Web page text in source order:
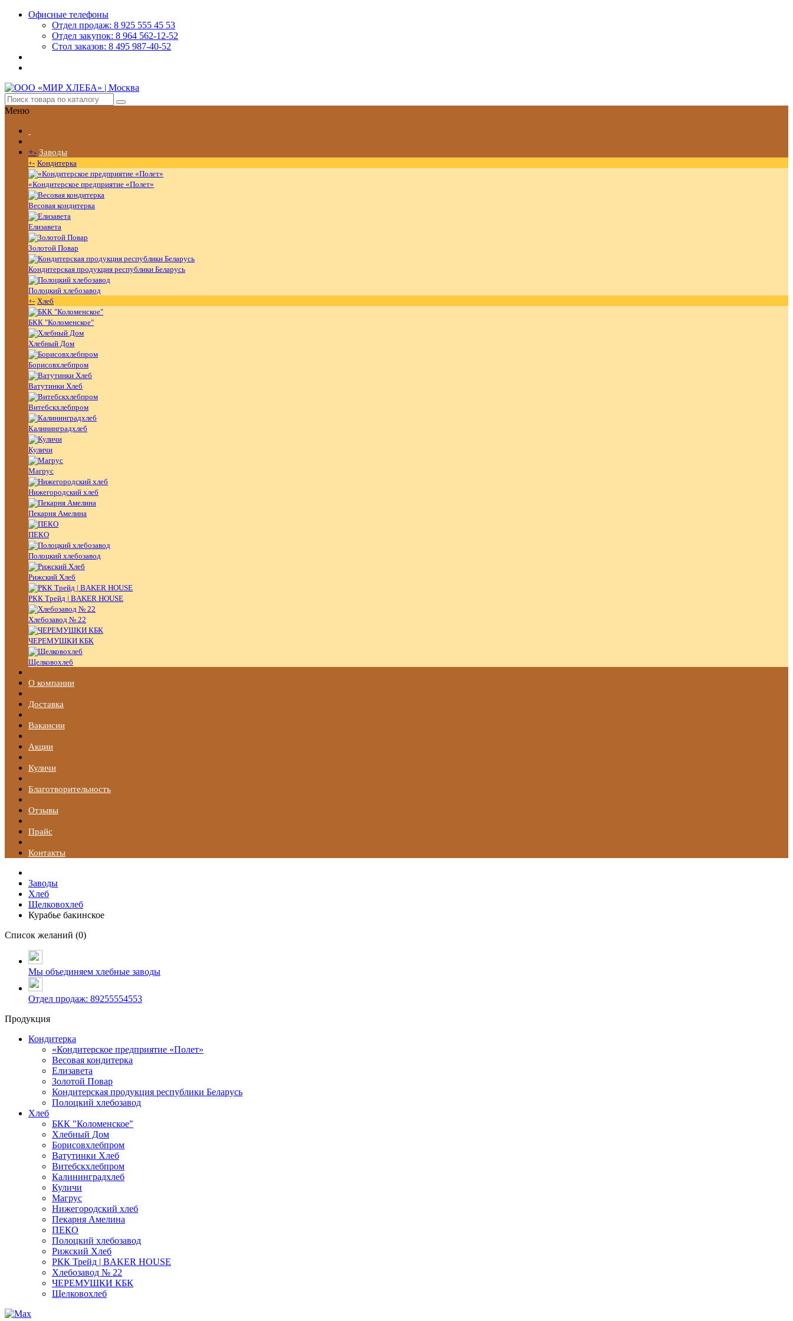
Офисные телефоны
Отдел продаж: 8 925 555 45 53
Отдел закупок: 8 964 562-12-52
Стол заказов: 8 495 987-40-52
Меню
+- Заводы
+- Кондитерка
«Кондитерское предприятие «Полет»
Весовая кондитерка
Елизавета
Золотой Повар
Кондитерская продукция республики Беларусь
Полоцкий хлебозавод
+- Хлеб
БКК "Коломенское"
Хлебный Дом
Борисовхлебпром
Ватутинки Хлеб
Витебскхлебпром
Калининградхлеб
Куличи
Магрус
Нижегородский хлеб
Пекарня Амелина
ПЕКО
Полоцкий хлебозавод
Рижский Хлеб
РКК Трейд | BAKER HOUSE
Хлебозавод № 22
ЧЕРЕМУШКИ КБК
Щелковохлеб
О компании
Доставка
Вакансии
Акции
Куличи
Благотворительность
Отзывы
Прайс
Контакты
Заводы
Хлеб
Щелковохлеб
Курабье бакинское
Список желаний (0)
Мы объединяем хлебные заводы
Отдел продаж: 89255554553
Продукция
Кондитерка
«Кондитерское предприятие «Полет»
Весовая кондитерка
Елизавета
Золотой Повар
Кондитерская продукция республики Беларусь
Полоцкий хлебозавод
Хлеб
БКК "Коломенское"
Хлебный Дом
Борисовхлебпром
Ватутинки Хлеб
Витебскхлебпром
Калининградхлеб
Куличи
Магрус
Нижегородский хлеб
Пекарня Амелина
ПЕКО
Полоцкий хлебозавод
Рижский Хлеб
РКК Трейд | BAKER HOUSE
Хлебозавод № 22
ЧЕРЕМУШКИ КБК
Щелковохлеб